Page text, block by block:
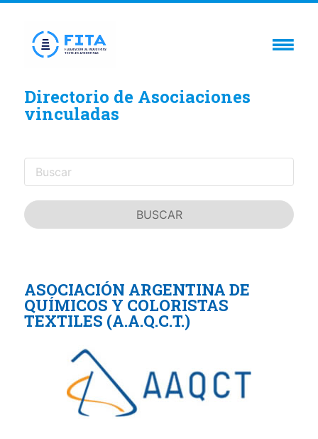
Directorio de Asociaciones
vinculadas
ASOCIACIÓN ARGENTINA DE
QUÍMICOS Y COLORISTAS
TEXTILES (A.A.Q.C.T.)